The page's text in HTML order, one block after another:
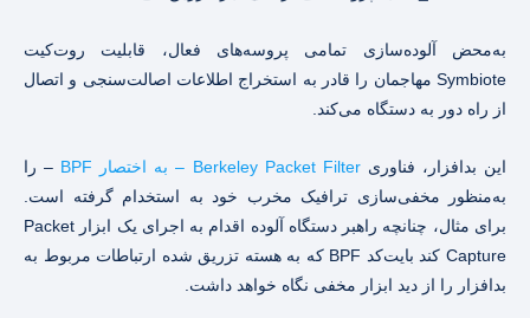
به‌محض آلوده‌سازی تمامی پروسه‌های فعال، قابلیت روت‌کیت
Symbiote مهاجمان را قادر به استخراج اطلاعات اصالت‌سنجی و اتصال
از راه دور به دستگاه می‌کند.
این بدافزار، فناوریBerkeley Packet Filter – به اختصار BPF
– را
به‌منظور مخفی‌سازی ترافیک مخرب خود به استخدام گرفته است.
برای مثال، چنانچه راهبر دستگاه آلوده اقدام به اجرای یک ابزار Packet
Capture کند بایت‌کد BPF که به هسته تزریق شده ارتباطات مربوط به
بدافزار را از دید ابزار مخفی نگاه خواهد داشت.